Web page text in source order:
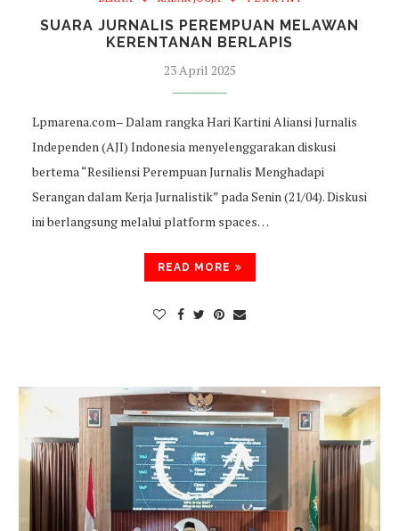
SUARA JURNALIS PEREMPUAN MELAWAN
KERENTANAN BERLAPIS
23 April 2025
Lpmarena.com– Dalam rangka Hari Kartini Aliansi Jurnalis
Independen (AJI) Indonesia menyelenggarakan diskusi
bertema “Resiliensi Perempuan Jurnalis Menghadapi
Serangan dalam Kerja Jurnalistik” pada Senin (21/04). Diskusi
ini berlangsung melalui platform spaces…
READ MORE